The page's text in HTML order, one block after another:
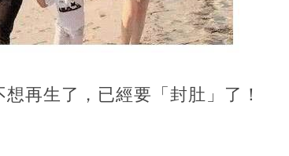
再生了，已經要「封肚」了！